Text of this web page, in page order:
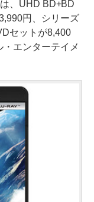
、UHD BD+BD
円、シリーズ
セットが8,400
エンターテイメ